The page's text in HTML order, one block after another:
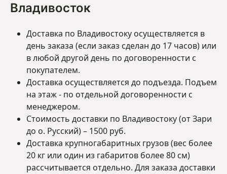
Владивосток
Доставка по Владивостоку осуществляется в
день заказа (если заказ сделан до 17 часов) или
в любой другой день по договоренности с
покупателем.
Доставка осуществляется до подъезда. Подъем
на этаж - по отдельной договоренности с
менеджером.
Стоимость доставки по Владивостоку (от Зари
до о. Русский) – 1500 руб.
Доставка крупногабаритных грузов (вес более
20 кг или один из габаритов более 80 см)
рассчитывается отдельно. Для заказа доставки